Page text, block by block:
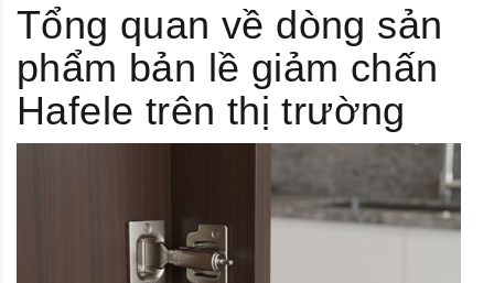
Tổng quan về dòng sản
phẩm bản lề giảm chấn
Hafele trên thị trường